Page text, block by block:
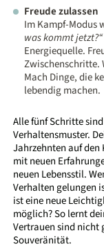
Freude zulassen
Im Kampf-Modus
was kommt jetzt?“
Energiequelle.
Zwischenschritte.
Mach Dinge, die
lebendig machen.
Alle fünf Schritte
Verhaltensmuster.
Jahrzehnten auf den
mit neuen
neuen Lebensstil.
Verhalten gelungen
ist eine neue
möglich? So lernt
Vertrauen sind nicht
Souveränität.